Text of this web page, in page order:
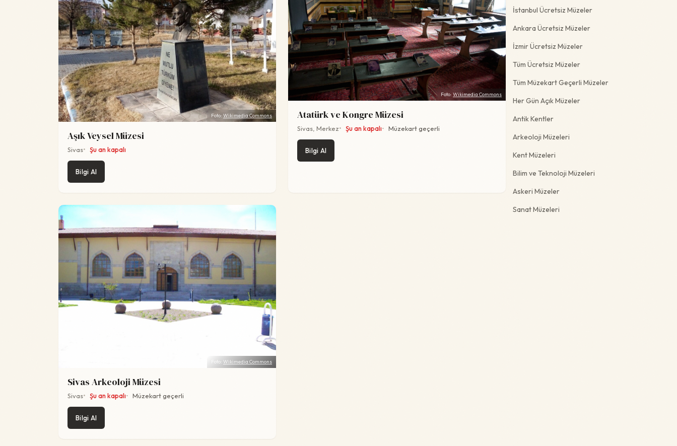
Foto: Wikimedia Commons
Aşık Veysel Müzesi
Sivas Şu an kapalı
Bilgi Al
Foto: Wikimedia Commons
Atatürk ve Kongre Müzesi
Sivas, Merkez Şu an kapalı Müzekart geçerli
Bilgi Al
Foto: Wikimedia Commons
Sivas Arkeoloji Müzesi
Sivas Şu an kapalı Müzekart geçerli
Bilgi Al
İstanbul Ücretsiz Müzeler
Ankara Ücretsiz Müzeler
İzmir Ücretsiz Müzeler
Tüm Ücretsiz Müzeler
Tüm Müzekart Geçerli Müzeler
Her Gün Açık Müzeler
Antik Kentler
Arkeoloji Müzeleri
Kent Müzeleri
Bilim ve Teknoloji Müzeleri
Askeri Müzeler
Sanat Müzeleri